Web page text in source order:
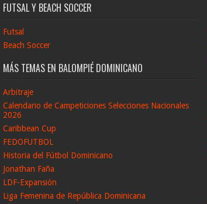
FUTSAL Y BEACH SOCCER
Futsal
Beach Soccer
MÁS TEMAS EN BALOMPIÉ DOMINICANO
Arbitraje
Calendario de Campeticiones Selecciones Nacionales
2026
Caribbean Cup
FEDOFUTBOL
Historia del Fútbol Dominicano
Jonathan Faña
LDF-Expansión
Liga Femenina de República Dominicana